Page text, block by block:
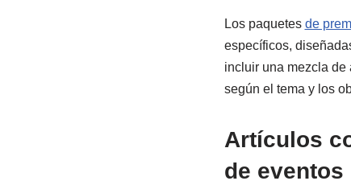
Los paquetes de
específicos,
incluir una mezcla
según el tema y los
Artículos
de eventos